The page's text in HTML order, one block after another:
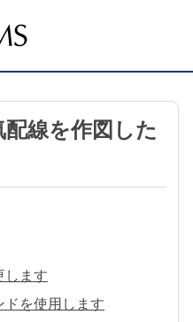
線を作図した
します
ドを使用します